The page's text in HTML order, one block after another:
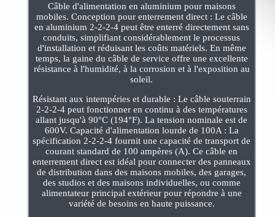
Câble d'alimentation en aluminium pour maisons
mobiles. Conception pour enterrement direct : Le câble
en aluminium 2-2-2-4 peut être enterré directement sans
conduits, simplifiant considérablement le processus
d'installation et réduisant les coûts matériels. En même
temps, la gaine du câble de service offre une excellente
résistance à l'humidité, à la corrosion et à l'exposition au
soleil.
Résistant aux intempéries et durable : Le câble souterrain
2-2-2-4 peut fonctionner en continu à des températures
allant jusqu'à 90°C (194°F). La tension nominale est de
600V. Capacité d'alimentation lourde de 100A : La
spécification 2-2-2-4 fournit une capacité de transport de
courant standard de 100 ampères (A). Ce câble en
enterrement direct est idéal pour connecter des panneaux
de distribution dans des maisons mobiles, des garages,
des studios et des maisons individuelles, ou comme
alimentateur principal extérieur pour répondre à une
variété de besoins en haute puissance.